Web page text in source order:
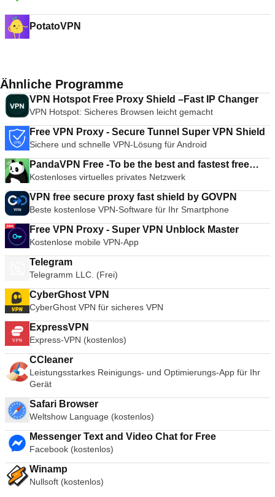
PotatoVPN
Ähnliche Programme
VPN Hotspot Free Proxy Shield –Fast IP Changer
VPN Hotspot: Sicheres Browsen leicht gemacht
Free VPN Proxy - Secure Tunnel Super VPN Shield
Sichere und schnelle VPN-Lösung für Android
PandaVPN Free -To be the best and fastest free
VPN
Kostenloses virtuelles privates Netzwerk
VPN free secure proxy fast shield by GOVPN
Beste kostenlose VPN-Software für Ihr Smartphone
Free VPN Proxy - Super VPN Unblock Master
Kostenlose mobile VPN-App
Telegram
Telegramm LLC. (Frei)
CyberGhost VPN
CyberGhost VPN für sicheres VPN
ExpressVPN
Express-VPN (kostenlos)
CCleaner
Leistungsstarkes Reinigungs- und Optimierungs-App für Ihr
Gerät
Safari Browser
Weltshow Language (kostenlos)
Messenger Text and Video Chat for Free
Facebook (kostenlos)
Winamp
Nullsoft (kostenlos)